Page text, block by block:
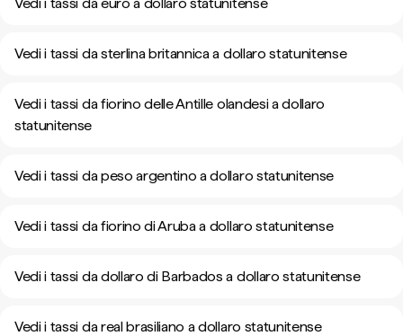
Vedi i tassi da sterlina britannica a dollaro statunitense
Vedi i tassi da fiorino delle Antille olandesi a dollaro
statunitense
Vedi i tassi da peso argentino a dollaro statunitense
Vedi i tassi da fiorino di Aruba a dollaro statunitense
Vedi i tassi da dollaro di Barbados a dollaro statunitense
Vedi i tassi da real brasiliano a dollaro statunitense